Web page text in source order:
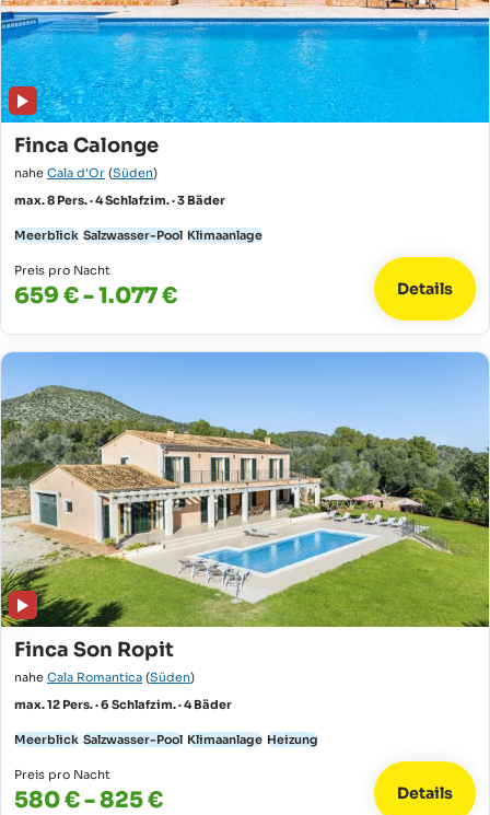
Finca Calonge
nahe Cala d'Or (Süden)
max. 8 Pers. · 4 Schlafzim. · 3 Bäder
Meerblick Salzwasser-Pool Klimaanlage
Preis pro Nacht
659 € - 1.077 € Details
Finca Son Ropit
nahe Cala Romantica (Süden)
max. 12 Pers. · 6 Schlafzim. · 4 Bäder
Meerblick Salzwasser-Pool Klimaanlage Heizung
Preis pro Nacht
580 € - 825 € Details